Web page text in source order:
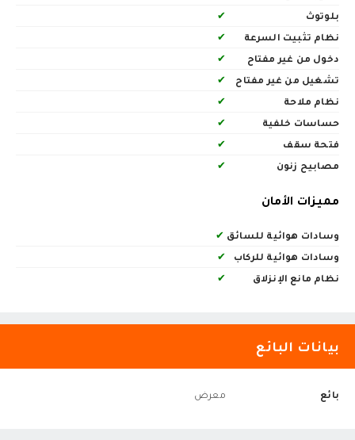
بلوتوث
✔
نظام تثبيت السرعة
✔
دخول من غير مفتاح
✔
تشغيل من غير مفتاح
✔
نظام ملاحة
✔
حساسات خلفية
✔
فتحة سقف
✔
مصابيح زنون
✔
مميزات الأمان
وسادات هوائية للسائق ✔
وسادات هوائية للركاب
✔
نظام مانع الإنزلاق
✔
بيانات البائع
بائع معرض